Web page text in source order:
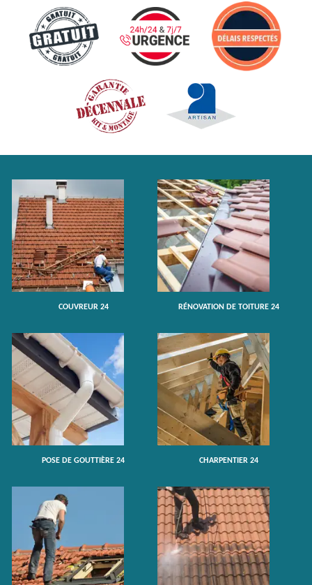
COUVREUR 24 RÉNOVATION DE TOITURE 24
POSE DE GOUTTIÈRE 24 CHARPENTIER 24